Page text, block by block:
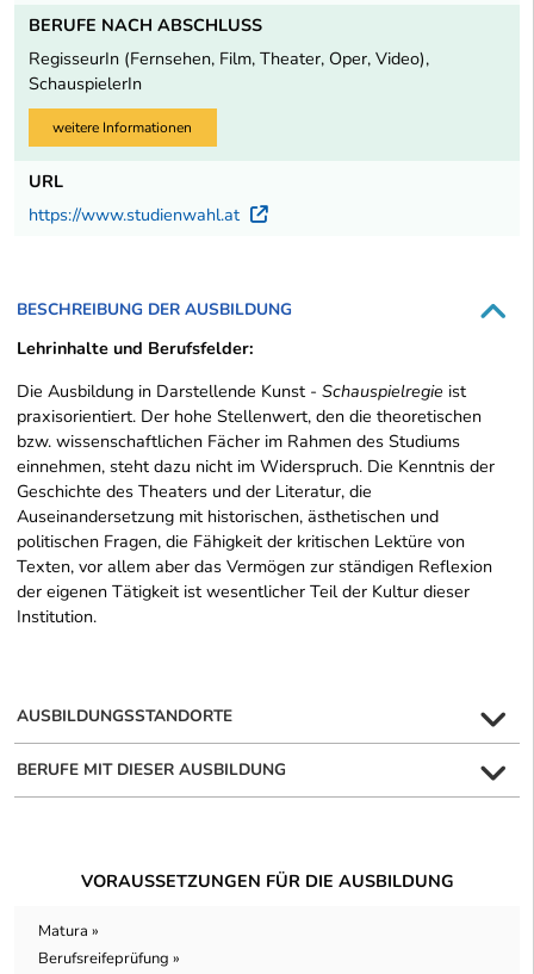
BERUFE NACH ABSCHLUSS
RegisseurIn (Fernsehen, Film, Theater, Oper, Video),
SchauspielerIn
weitere Informationen
URL
https://www.studienwahl.at
Externer Link
BESCHREIBUNG DER AUSBILDUNG
Lehrinhalte und Berufsfelder:
Die Ausbildung in Darstellende Kunst - Schauspielregie ist
praxisorientiert. Der hohe Stellenwert, den die theoretischen
bzw. wissenschaftlichen Fächer im Rahmen des Studiums
einnehmen, steht dazu nicht im Widerspruch. Die Kenntnis der
Geschichte des Theaters und der Literatur, die
Auseinandersetzung mit historischen, ästhetischen und
politischen Fragen, die Fähigkeit der kritischen Lektüre von
Texten, vor allem aber das Vermögen zur ständigen Reflexion
der eigenen Tätigkeit ist wesentlicher Teil der Kultur dieser
Institution.
AUSBILDUNGSSTANDORTE
BERUFE MIT DIESER AUSBILDUNG
VORAUSSETZUNGEN FÜR DIE AUSBILDUNG
Matura »
Berufsreifeprüfung »